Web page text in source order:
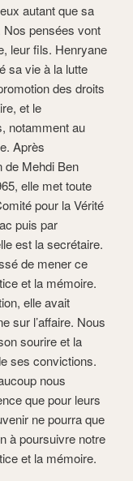
autant que sa
Nos pensées vont
leur fils. Henryane
sa vie à la lutte
des droits
et le
notamment au
Après
de Mehdi Ben
elle met toute
pour la Vérité
puis par
est la secrétaire.
de mener ce
et la mémoire.
elle avait
sur l’affaire. Nous
sourire et la
ses convictions.
nous
que pour leurs
ne pourra que
à poursuivre notre
et la mémoire.